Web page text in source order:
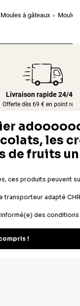
Moules à gâteaux Moule
Livraison rapide 24/48h
Offerte dès 69 € en point
S'inscrire
client.